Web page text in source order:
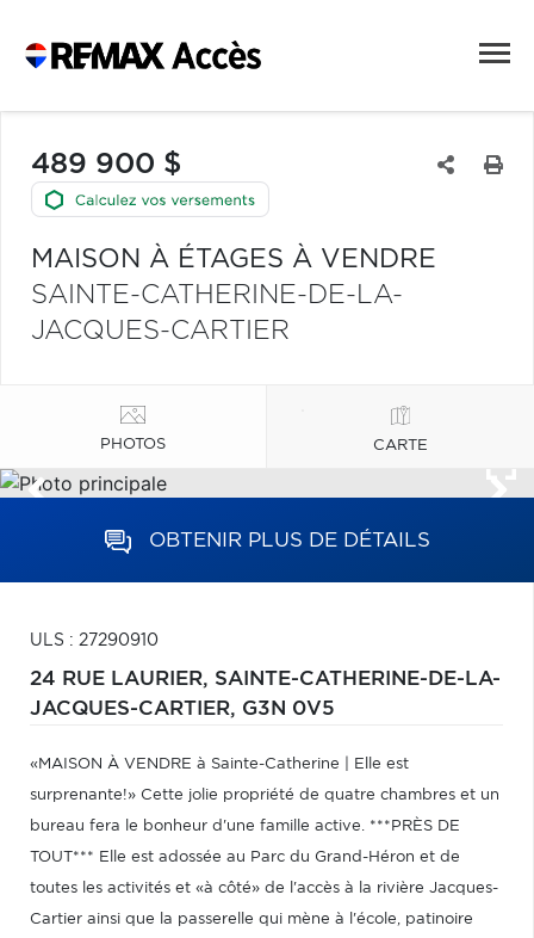
489 900 $
MAISON À ÉTAGES À VENDRE
SAINTE-CATHERINE-DE-LA-
JACQUES-CARTIER
PHOTOS CARTE
OBTENIR PLUS DE DÉTAILS
ULS : 27290910
24 RUE LAURIER, SAINTE-CATHERINE-DE-LA-
JACQUES-CARTIER, G3N 0V5
«MAISON À VENDRE à Sainte-Catherine | Elle est
surprenante!» Cette jolie propriété de quatre chambres et un
bureau fera le bonheur d'une famille active. ***PRÈS DE
TOUT*** Elle est adossée au Parc du Grand-Héron et de
toutes les activités et «à côté» de l'accès à la rivière Jacques-
Cartier ainsi que la passerelle qui mène à l'école, patinoire